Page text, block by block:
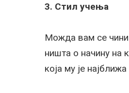
3. Стил учења
Можда вам се чини
ништа о начину на
која му је